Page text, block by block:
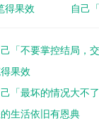
得果效
自己
什么」
「不要掌控结局，交
果效
「最坏的情况大不了
生活依旧有恩典